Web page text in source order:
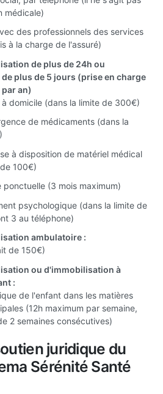
médicale)
des professionnels des services
à la charge de l'assuré)
de plus de 24h ou
plus de 5 jours (prise en charge
an)
domicile (dans la limite de 300€)
de médicaments (dans la
à disposition de matériel médical
100€)
ponctuelle (3 mois maximum)
psychologique (dans la limite de
3 au téléphone)
ambulatoire :
de 150€)
ou d'immobilisation à
:
de l'enfant dans les matières
(12h maximum par semaine,
2 semaines consécutives)
juridique du
Sérénité Santé